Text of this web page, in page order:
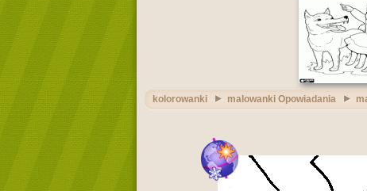
kolorowanki malowanki Opowiadania